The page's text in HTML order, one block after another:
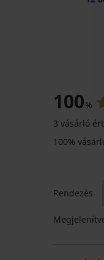
100%
3 vásárló
100%
Rendezés